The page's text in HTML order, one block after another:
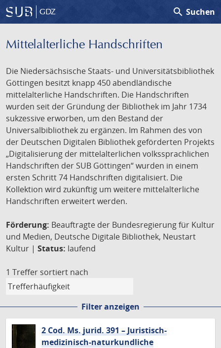
GDZ search Suchen
Mittelalterliche Handschriften
Die Niedersächsische Staats- und Universitätsbibliothek
Göttingen besitzt knapp 450 abendländische
mittelalterliche Handschriften. Die Handschriften
wurden seit der Gründung der Bibliothek im Jahr 1734
sukzessive erworben, um den Bestand der
Universalbibliothek zu ergänzen. Im Rahmen des von
der Deutschen Digitalen Bibliothek geförderten Projekts
„Digitalisierung der mittelalterlichen volkssprachlichen
Handschriften der SUB Göttingen“ wurden in einem
ersten Schritt 74 Handschriften digitalisiert. Die
Kollektion wird zukünftig um weitere mittelalterliche
Handschriften erweitert werden.
Förderung: Beauftragte der Bundesregierung für Kultur
und Medien, Deutsche Digitale Bibliothek, Neustart
Kultur | Status: laufend
1 Treffer sortiert nach
Filter anzeigen
2 Cod. Ms. jurid. 391 – Juristisch-
medizinisch-naturkundliche